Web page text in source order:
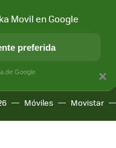
APLICACIONES
Móviles Movistar
×
Movil en Google
preferida
de Google